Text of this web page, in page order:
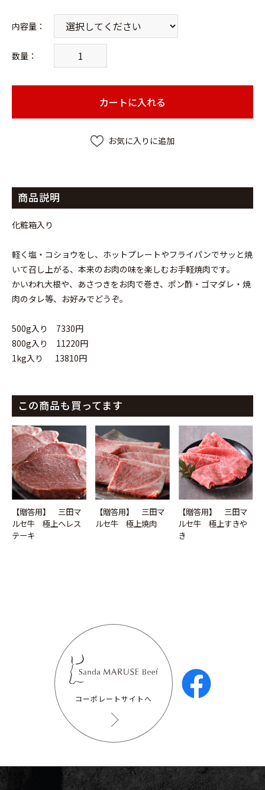
内容量 ：
数量：
カートに入れる
お気に入りに追加
商品説明
化粧箱入り
軽く塩・コショウをし、ホットプレートやフライパンでサッと焼
いて召し上がる、本来のお肉の味を楽しむお手軽焼肉です。
かいわれ大根や、あさつきをお肉で巻き、ポン酢・ゴマダレ・焼
肉のタレ等、お好みでどうぞ。
500g入り 7330円
800g入り 11220円
1kg入り 13810円
お買い物を続ける カートへ進む
この商品も買ってます
【贈答用】 三田マ
ルセ牛 極上ヘレス
テーキ
【贈答用】 三田マ
ルセ牛 極上焼肉
【贈答用】 三田マ
ルセ牛 極上すきや
き
コーポレートサイトへ